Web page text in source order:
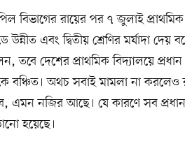
বিভাগের রায়ের পর ৭ জুলাই
উন্নীত এবং দ্বিতীয় শ্রেণির মর্যাদা
তবে দেশের প্রাথমিক বিদ্যালয়ে
বঞ্চিত। অথচ সবাই মামলা না করলেও
এমন নজির আছে। যে কারণে সব
হয়েছে।